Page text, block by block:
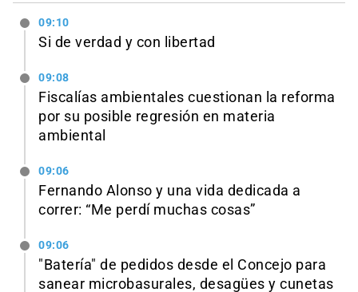
09:10
Si de verdad y con libertad
09:08
Fiscalías ambientales cuestionan la reforma
por su posible regresión en materia
ambiental
09:06
Fernando Alonso y una vida dedicada a
correr: “Me perdí muchas cosas”
09:06
"Batería" de pedidos desde el Concejo para
sanear microbasurales, desagües y cunetas